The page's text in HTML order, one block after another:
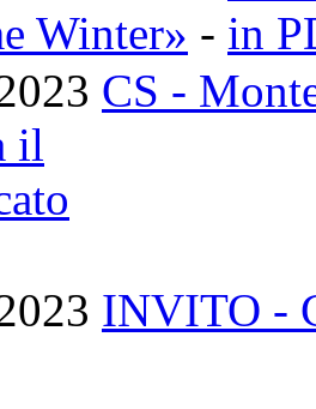
Winter» -
CS -
INVITO -